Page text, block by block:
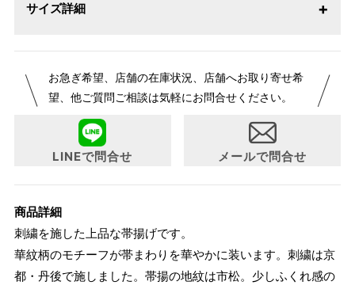
サイズ詳細
お急ぎ希望、店舗の在庫状況、店舗へお取り寄せ希
望、他ご質問ご相談は気軽にお問合せください。
LINEで問合せ メールで問合せ
商品詳細
刺繍を施した上品な帯揚げです。
華紋柄のモチーフが帯まわりを華やかに装います。刺繍は京
都・丹後で施しました。帯揚の地紋は市松。少しふくれ感の